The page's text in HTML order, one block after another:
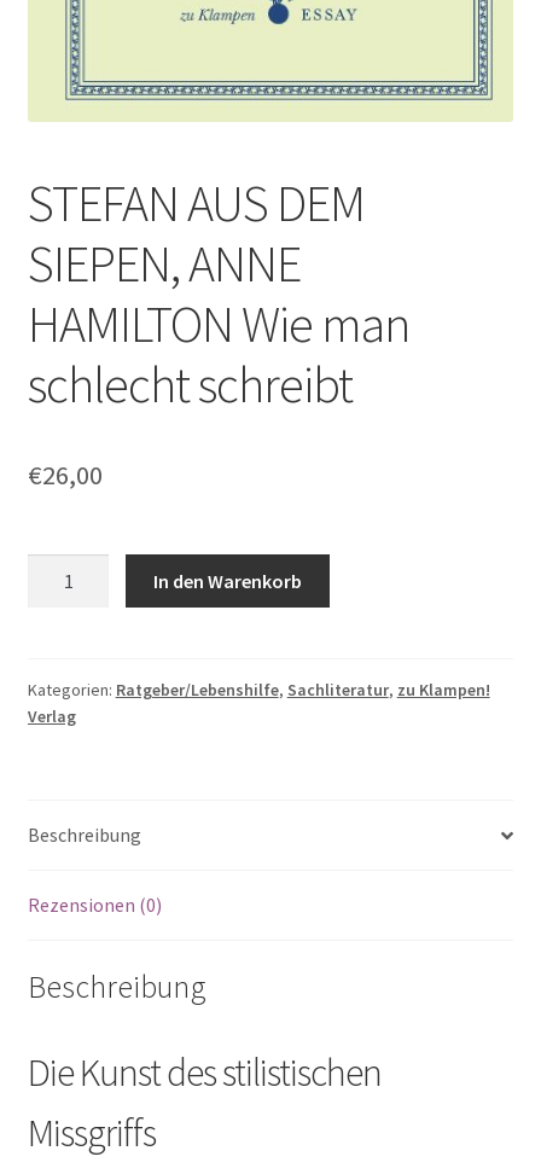
STEFAN AUS DEM
SIEPEN, ANNE
HAMILTON Wie man
schlecht schreibt
€26,00
ANNE
HAMILTON
schreibt
In den Warenkorb
Kategorien: Ratgeber/Lebenshilfe, Sachliteratur, zu Klampen!
Verlag
Beschreibung
Rezensionen (0)
Beschreibung
Die Kunst des stilistischen
Missgriffs